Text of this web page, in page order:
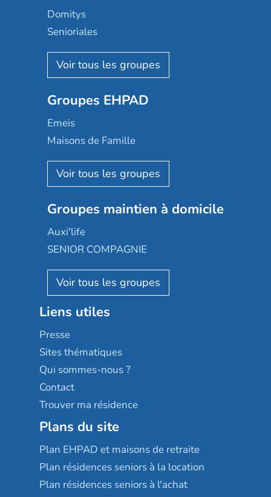
Domitys
Senioriales
Nohée
Les Résidentiels
Mobicap
Domusvi
Happy Senior
Aquarelia
Nexity edenea
Les jardins d'Arcadie
Occitalia
Appartseniors
Reseda
Stella management
Les villages d'or
Sérénys
Résidences services Villa Médicis
Groupes EHPAD
Emeis
Maisons de Famille
Korian
Emera
Groupe SOS
Le Noble Âge
Almage
Résidalya
Groupe aplus
Groupes maintien à domicile
Auxi'life
SENIOR COMPAGNIE
AGE D'OR Services
Liens utiles
Presse
Sites thématiques
Qui sommes-nous ?
Contact
Trouver ma résidence
Plans du site
Plan EHPAD et maisons de retraite
Plan résidences seniors à la location
Plan résidences seniors à l'achat